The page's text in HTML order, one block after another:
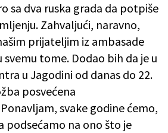
sa dva ruska grada da potpiše
Zahvaljući, naravno,
prijateljim iz ambasade
tome. Dodao bih da je u
u Jagodini od danas do 22.
posvećena
svake godine ćemo,
podsećamo na ono što je